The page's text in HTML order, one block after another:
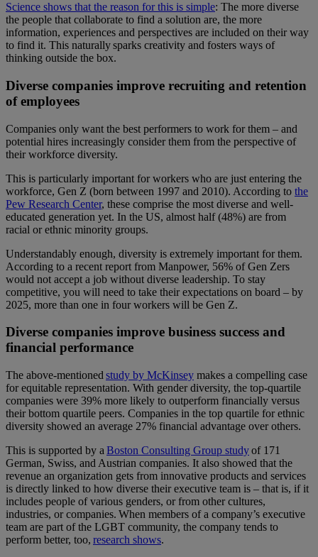
Science shows that the reason for this is simple: The more diverse
the people that collaborate to find a solution are, the more
information, experiences and perspectives are included on their way
to find it. This naturally sparks creativity and fosters ways of
thinking outside the box.
Diverse companies improve recruiting and retention
of employees
Companies only want the best performers to work for them – and
potential hires increasingly consider them from the perspective of
their workforce diversity.
This is particularly important for workers who are just entering the
workforce, Gen Z (born between 1997 and 2010). According to the
Pew Research Center, these comprise the most diverse and well-
educated generation yet. In the US, almost half (48%) are from
racial or ethnic minority groups.
Understandably enough, diversity is extremely important for them.
According to a recent report from Manpower, 56% of Gen Zers
would not accept a job without diverse leadership. To stay
competitive, you will need to take their expectations on board – by
2025, more than one in four workers will be Gen Z.
Diverse companies improve business success and
financial performance
The above-mentioned study by McKinsey makes a compelling case
for equitable representation. With gender diversity, the top-quartile
companies were 39% more likely to outperform financially versus
their bottom quartile peers. Companies in the top quartile for ethnic
diversity showed an average 27% financial advantage over others.
This is supported by a Boston Consulting Group studyof 171
German, Swiss, and Austrian companies. It also showed that the
revenue an organization gets from innovative products and services
is directly linked to how diverse their executive team is – that is, if it
includes people of various genders, or from other cultures,
industries, or companies. When members of a company’s executive
team are part of the LGBT community, the company tends to
perform better, too, research shows.